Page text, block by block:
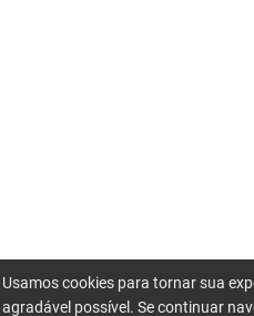
Usamos cookies para tornar sua
agradável possível. Se continuar